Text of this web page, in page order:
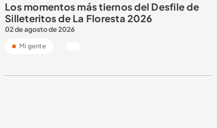
Los momentos más tiernos del Desfile de
Silleteritos de La Floresta 2026
02 de agosto de 2026
Mi gente